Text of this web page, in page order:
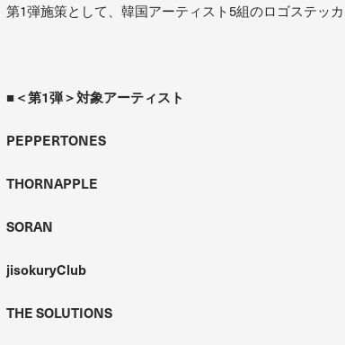
第1弾施策として、韓国アーティスト5組のロゴステッ
■＜第1弾＞対象アーティスト
PEPPERTONES
THORNAPPLE
SORAN
jisokuryClub
THE SOLUTIONS